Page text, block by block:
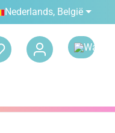
Nederlands, België